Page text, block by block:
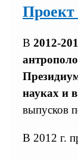
В 2012-
науках и
выпусков
В 2012 г.